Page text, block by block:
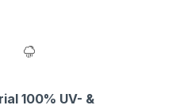
100% UV- &